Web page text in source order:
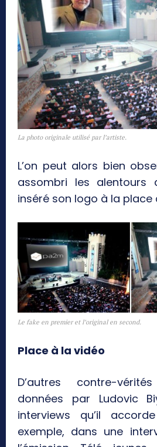
La photo originale utilisé par l’artiste.
L’on peut alors bien
assombri les alentours
inséré son logo à la place
Le fake en premier et l’original en second.
Place à la vidéo
D’autres contre-
données par Ludovic
interviews qu’il
exemple, dans une